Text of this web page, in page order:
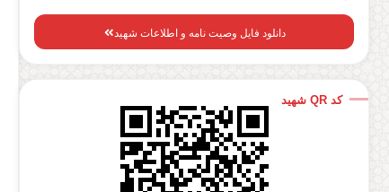
دانلود فایل وصیت نامه و اطلاعات شهید
کد QR شهید